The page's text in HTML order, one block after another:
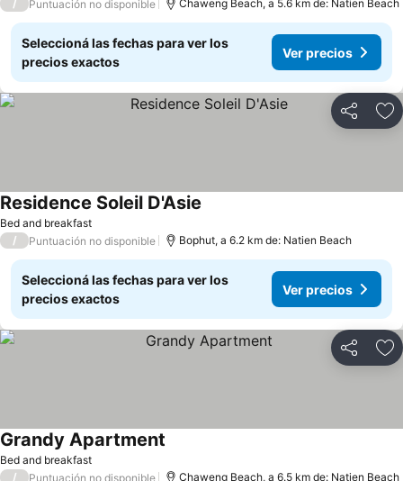
/ Puntuación no disponible Chaweng Beach, a 5.6 km de: Natien Beach
Seleccioná las fechas para ver los
precios exactos
Ver precios
Compartir
Bed and breakfast
Residence Soleil D'Asie
/ Puntuación no disponible Bophut, a 6.2 km de: Natien Beach
Seleccioná las fechas para ver los
precios exactos
Ver precios
Compartir
Bed and breakfast
Grandy Apartment
/ Puntuación no disponible Chaweng Beach, a 6.5 km de: Natien Beach